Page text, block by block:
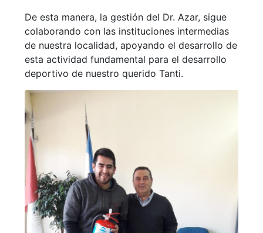
De esta manera, la gestión del Dr. Azar, sigue
colaborando con las instituciones intermedias
de nuestra localidad, apoyando el desarrollo de
esta actividad fundamental para el desarrollo
deportivo de nuestro querido Tanti.